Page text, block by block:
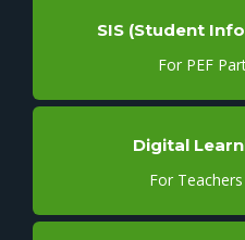
SIS (Student
For PEF
Digital
For